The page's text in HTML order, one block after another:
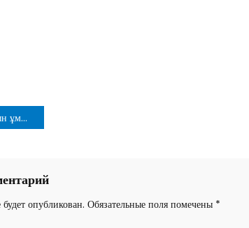
болуда?
опубликован. Обязательные поля помечены *